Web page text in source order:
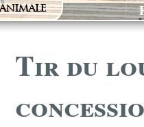
Tir du